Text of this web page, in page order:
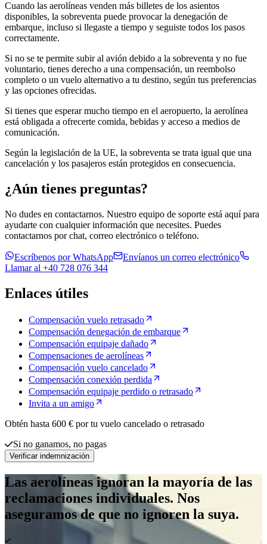
Cuando las aerolíneas venden más billetes de los asientos
disponibles, la sobreventa puede provocar la denegación de
embarque, incluso si llegaste a tiempo y seguiste todos los pasos
correctamente.
Si no se te permite subir al avión debido a la sobreventa y no fue
voluntario, tienes derecho a una compensación, un reembolso
completo o un vuelo alternativo a tu destino, según tus preferencias
y las opciones ofrecidas.
Si tienes que esperar mucho tiempo en el aeropuerto, la aerolínea
está obligada a ofrecerte comida, bebidas y acceso a medios de
comunicación.
Según la legislación de la UE, la sobreventa se trata igual que una
cancelación y los pasajeros están protegidos en consecuencia.
¿Aún tienes preguntas?
No dudes en contactarnos. Nuestro equipo de soporte está aquí para
ayudarte con cualquier información que necesites. Puedes
contactarnos por chat, correo electrónico o teléfono.
Escríbenos por WhatsApp
Envíanos un correo electrónico
Llamar al +40 728 076 344
Enlaces útiles
Compensación vuelo retrasado
Compensación denegación de embarque
Compensación equipaje dañado
Compensaciones de aerolíneas
Compensación vuelo cancelado
Compensación conexión perdida
Compensación equipaje perdido o retrasado
Invita a un amigo
Obtén hasta 600 € por tu vuelo cancelado o retrasado
Si no ganamos, no pagas
Verificar indemnización
Las aerolíneas ignoran la mayoría de las
reclamaciones individuales. Nos
aseguramos de que no ignoren la suya.